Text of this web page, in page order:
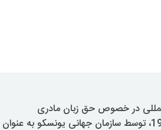
در خصوص حق زبان مادری